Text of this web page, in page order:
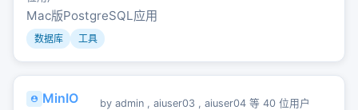
Mac版PostgreSQL应用
数据库 工具
MinIO by admin , aiuser03 , aiuser04 等 40 位用户